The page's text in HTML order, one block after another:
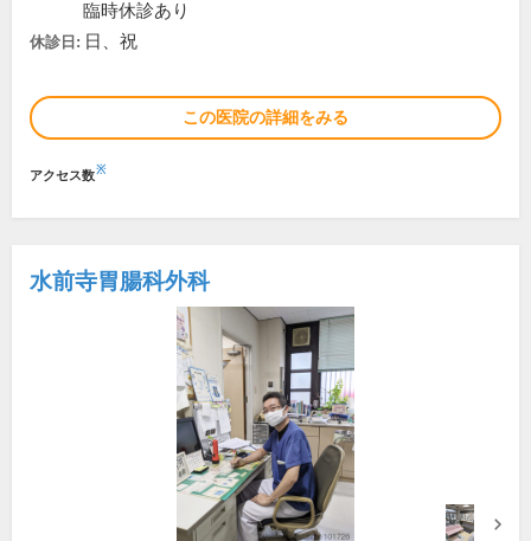
臨時休診あり
休診日: 日、祝
この医院の詳細をみる
アクセス数※
水前寺胃腸科外科